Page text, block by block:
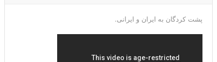
پشت کردگان به ایران و ایرانی.